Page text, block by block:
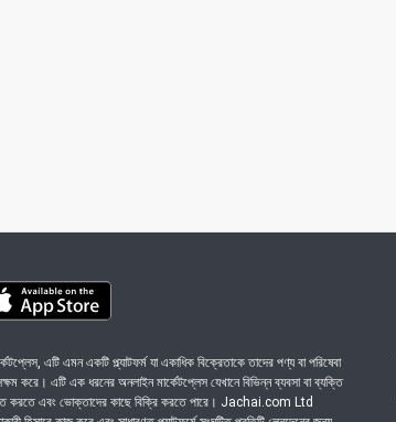
এটি এমন একটি প্ল্যাটফর্ম যা একাধিক বিক্রেতাকে তাদের পণ্য বা পরিষেবা
করে। এটি এক ধরনের অনলাইন মার্কেটপ্লেস যেখানে বিভিন্ন ব্যবসা বা ব্যক্তি
করতে এবং ভোক্তাদের কাছে বিক্রি করতে পারে। Jachai.com Ltd